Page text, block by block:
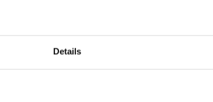
Details